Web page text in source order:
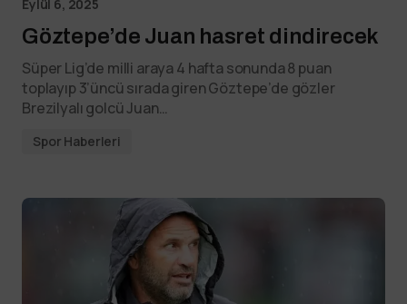
Eylül 6, 2025
Göztepe’de Juan hasret dindirecek
Süper Lig’de milli araya 4 hafta sonunda 8 puan
toplayıp 3’üncü sırada giren Göztepe’de gözler
Brezilyalı golcü Juan…
Spor Haberleri